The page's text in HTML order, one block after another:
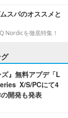
スパのオススメと
Nordicを徹底特集！
』無料アプデ「L
X/S/PCにて4
開発も発表